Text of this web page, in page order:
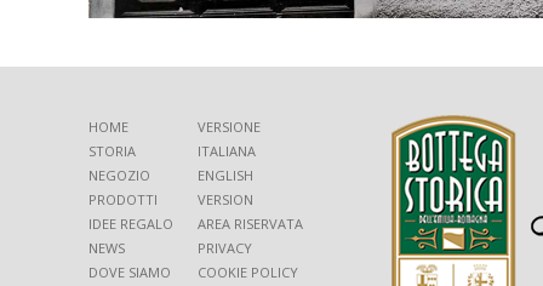
HOME
STORIA
NEGOZIO
PRODOTTI
IDEE REGALO
NEWS
DOVE SIAMO
VERSIONE
ITALIANA
ENGLISH
VERSION
AREA RISERVATA
PRIVACY
COOKIE POLICY